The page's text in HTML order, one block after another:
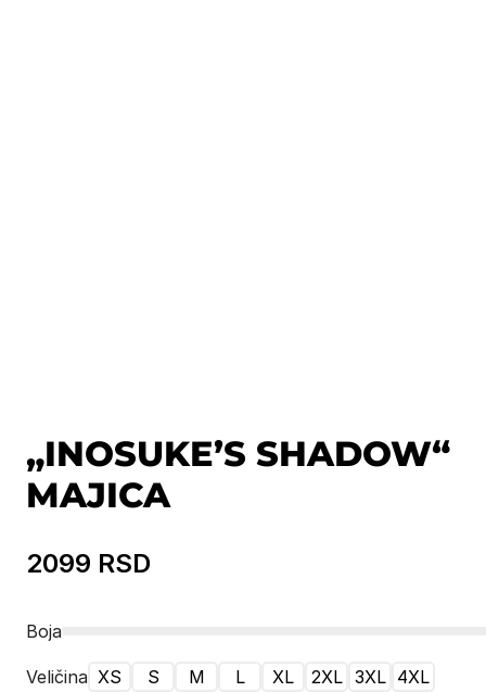
„INOSUKE’S SHADOW“
MAJICA
2099 RSD
Boja
Veličina XS S M L XL 2XL 3XL 4XL